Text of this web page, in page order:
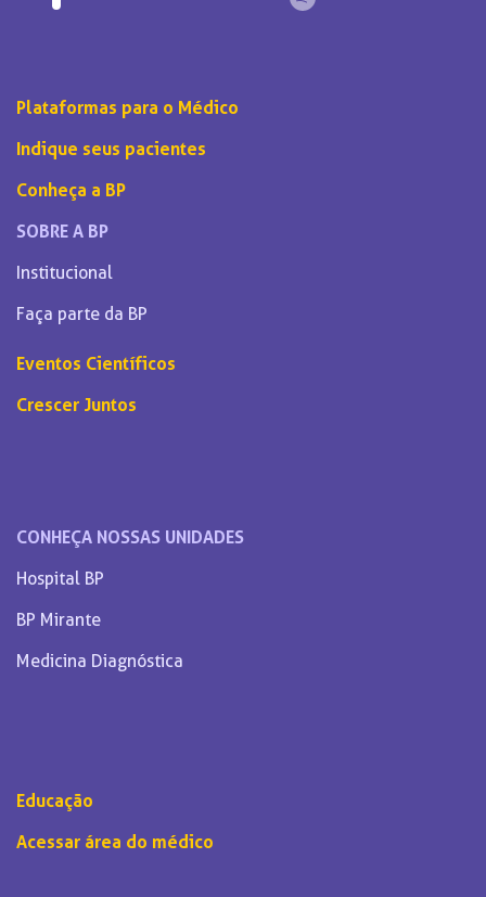
Plataformas para o Médico
Indique seus pacientes
Conheça a BP
SOBRE A BP
Institucional
Faça parte da BP
Eventos Científicos
Crescer Juntos
CONHEÇA NOSSAS UNIDADES
Hospital BP
BP Mirante
Medicina Diagnóstica
Educação
Acessar área do médico